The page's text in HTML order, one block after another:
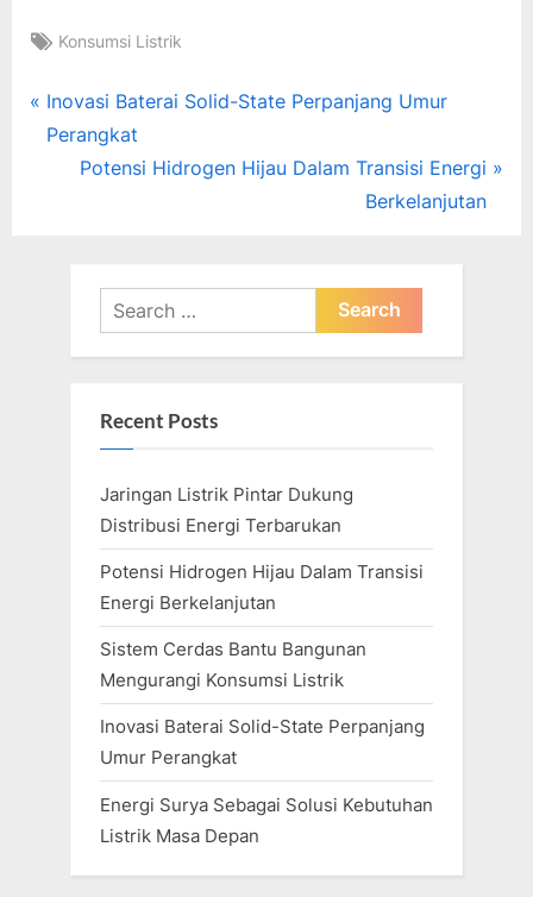
Tags:
Konsumsi Listrik
Post
navigation
P
r
Inovasi Baterai Solid-State Perpanjang Umur
Perangkat
N
Potensi Hidrogen Hijau Dalam Transisi Energi
Berkelanjutan
Search
for:
Recent Posts
Jaringan Listrik Pintar Dukung
Distribusi Energi Terbarukan
Potensi Hidrogen Hijau Dalam Transisi
Energi Berkelanjutan
Sistem Cerdas Bantu Bangunan
Mengurangi Konsumsi Listrik
Inovasi Baterai Solid-State Perpanjang
Umur Perangkat
Energi Surya Sebagai Solusi Kebutuhan
Listrik Masa Depan